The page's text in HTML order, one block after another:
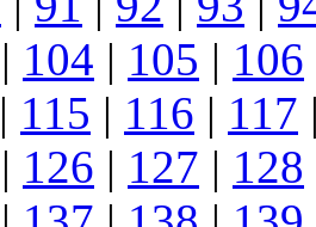
| 104 | 105 | 106
| 115 | 116 | 117
| 126 | 127 | 128